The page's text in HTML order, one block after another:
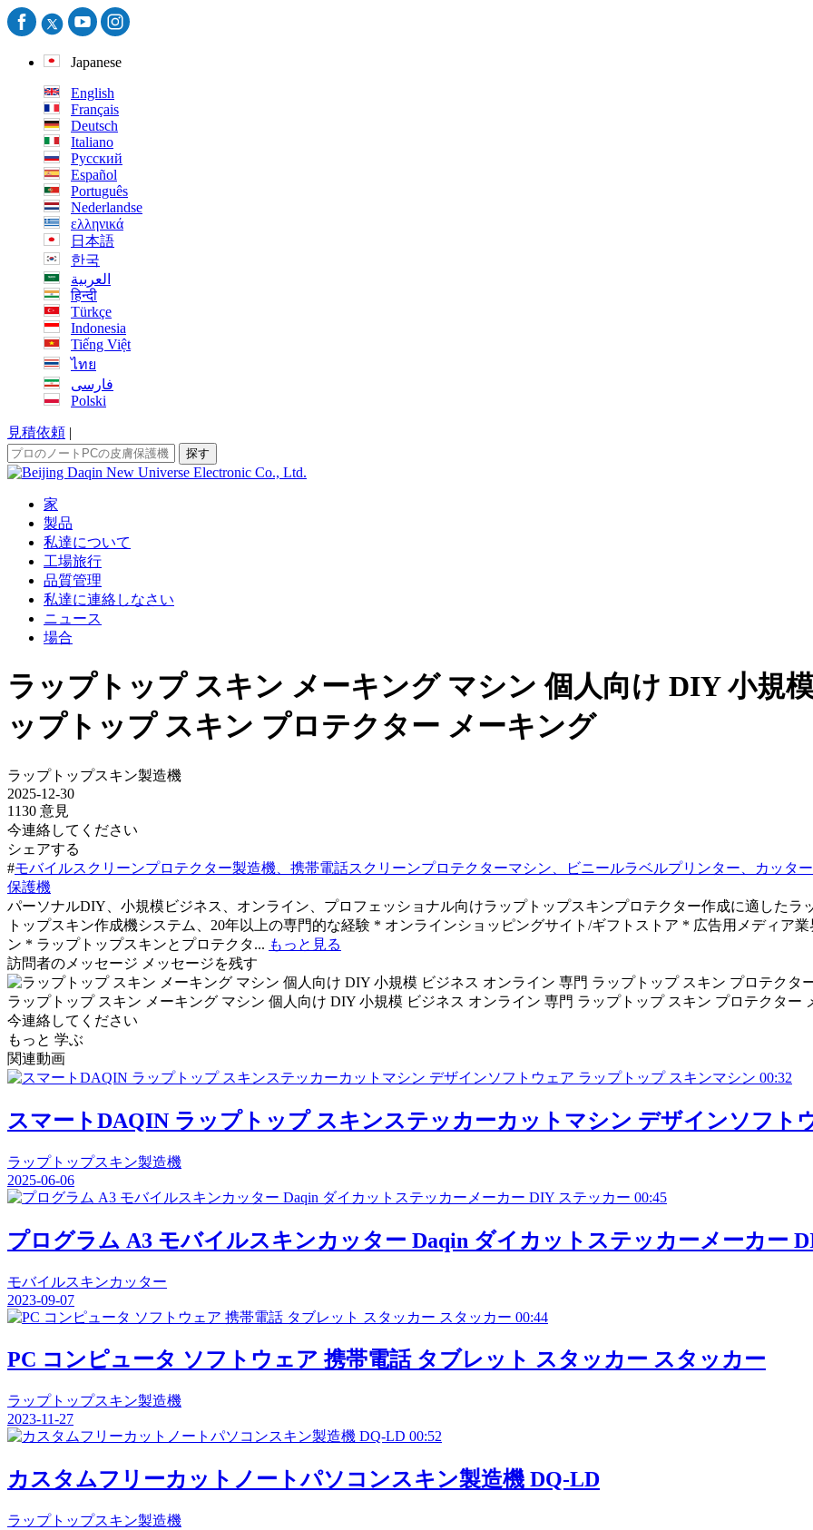
Japanese
English
Français
Deutsch
Italiano
Русский
Español
Português
Nederlandse
ελληνικά
日本語
한국
العربية
हिन्दी
Türkçe
Indonesia
Tiếng Việt
ไทย
فارسی
Polski
見積依頼 |
探す
家
製品
私達について
工場旅行
品質管理
私達に連絡しなさい
ニュース
場合
ラップトップ スキン メーキング マシン 個人向け DIY 小規
ップトップ スキン プロテクター メーキング
ラップトップスキン製造機
2025-12-30
1130 意見
今連絡してください
シェアする
#モバイルスクリーンプロテクター製造機、携帯電話スクリーンプロテクターマシン、ビニールラベルプリンター、カッター
保護機
パーソナルDIY、小規模ビジネス、オンライン、プロフェッショナル向けラップトップスキンプロテクター作成に適したラ
トップスキン作成機システム、20年以上の専門的な経験 * オンラインショッピングサイト/ギフトストア * 広告用メディア
ン * ラップトップスキンとプロテクタ... もっと見る
訪問者のメッセージ メッセージを残す
ラップトップ スキン メーキング マシン 個人向け DIY 小規模 ビジネス オンライン 専門 ラップトップ スキン プロテクター
今連絡してください
もっと 学ぶ
関連動画
00:32
スマートDAQIN ラップトップ スキンステッカーカットマシン デザインソフト
ラップトップスキン製造機
2025-06-06
00:45
プログラム A3 モバイルスキンカッター Daqin ダイカットステッカーメーカー
モバイルスキンカッター
2023-09-07
00:44
PC コンピュータ ソフトウェア 携帯電話 タブレット スタッカー スタッカー
ラップトップスキン製造機
2023-11-27
00:52
カスタムフリーカットノートパソコンスキン製造機 DQ-LD
ラップトップスキン製造機